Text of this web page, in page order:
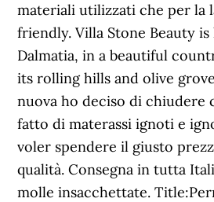
materiali utilizzati che per la
friendly. Villa Stone Beauty
Dalmatia, in a beautiful
its rolling hills and olive
nuova ho deciso di chiudere
fatto di materassi ignoti e
voler spendere il giusto
qualità. Consegna in tutta
molle insacchettate.